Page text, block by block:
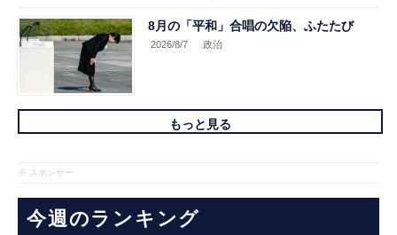
8月の「平和」合唱の欠陥、ふたたび
2026/8/7 .政治
もっと見る
※ スポンサー
今週のランキング